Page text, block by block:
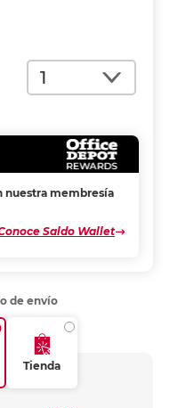
Cantidad
nuestra membresía
Saldo Wallet
de envío
Tienda